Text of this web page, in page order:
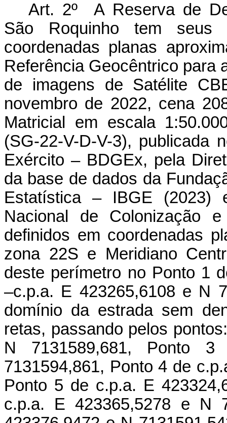
Art. 2º A Reserva de
São Roquinho tem seus
coordenadas planas
Referência Geocêntrico
de imagens de Satélite
novembro de 2022, cena
Matricial em escala
(SG-22-V-D-V-3), publicada
Exército – BDGEx, pela
da base de dados da
Estatística – IBGE
Nacional de Colonização
definidos em coordenadas
zona 22S e Meridiano
deste perímetro no Ponto 1
–c.p.a. E 423265,6108 e N
domínio da estrada sem
retas, passando pelos
N 7131589,681, Ponto
7131594,861, Ponto 4 de
Ponto 5 de c.p.a. E
c.p.a. E 423365,5278 e N